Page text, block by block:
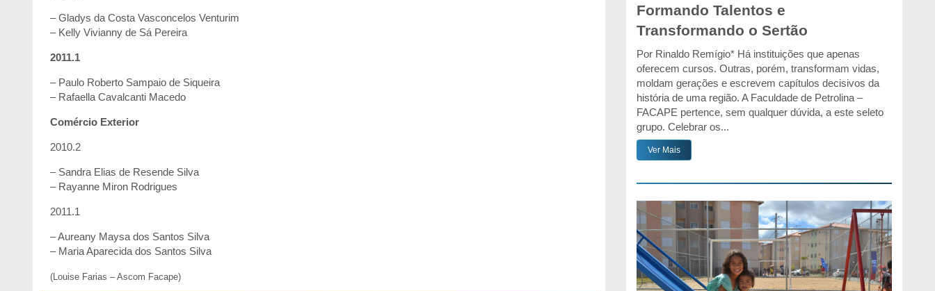
– Gladys da Costa Vasconcelos Venturim
– Kelly Vivianny de Sá Pereira
2011.1
– Paulo Roberto Sampaio de Siqueira
– Rafaella Cavalcanti Macedo
Comércio Exterior
2010.2
– Sandra Elias de Resende Silva
– Rayanne Miron Rodrigues
2011.1
– Aureany Maysa dos Santos Silva
– Maria Aparecida dos Santos Silva
(Louise Farias – Ascom Facape)
Formando Talentos e
Transformando o Sertão
Por Rinaldo Remígio* Há instituições que apenas
oferecem cursos. Outras, porém, transformam vidas,
moldam gerações e escrevem capítulos decisivos da
história de uma região. A Faculdade de Petrolina –
FACAPE pertence, sem qualquer dúvida, a este seleto
grupo. Celebrar os...
Ver Mais